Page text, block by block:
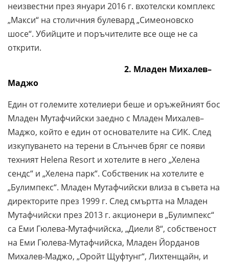
неизвестни през януари 2016 г. вхотелски комплекс
„Макси“ на столичния булевард „Симеоновско
шосе“. Убийците и поръчителите все още не са
открити.
2. Младен Михалев–
Маджо
Един от големите хотелиери беше и оръжейният бос
Младен Мутафчийски заедно с Младен Михалев–
Маджо, който е един от основателите на СИК. След
изкупуването на терени в Слънчев бряг се появи
техният Helena Resort и хотелите в него „Хелена
сендс“ и „Хелена парк“. Собственик на хотелите е
„Булимпекс“. Младен Мутафчийски влиза в съвета на
директорите през 1999 г. След смъртта на Младен
Мутафчийски през 2013 г. акционери в „Булимпекс“
са Еми Гюлева-Мутафчийска, „Диели 8“, собственост
на Еми Гюлева-Мутафчийска, Младен Йорданов
Михалев-Маджо, „Оройт Щуфтунг“, Лихтенщайн, и